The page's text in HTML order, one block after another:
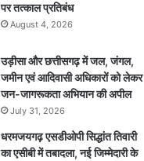
पर तत्काल प्रतिबंध
August 4, 2026
उड़ीसा और छत्तीसगढ़ में जल, जंगल,
जमीन एवं आदिवासी अधिकारों को लेकर
जन-जागरूकता अभियान की अपील
July 31, 2026
धरमजयगढ़ एसडीओपी सिद्धांत तिवारी
का एसीबी में तबादला, नई जिम्मेदारी के